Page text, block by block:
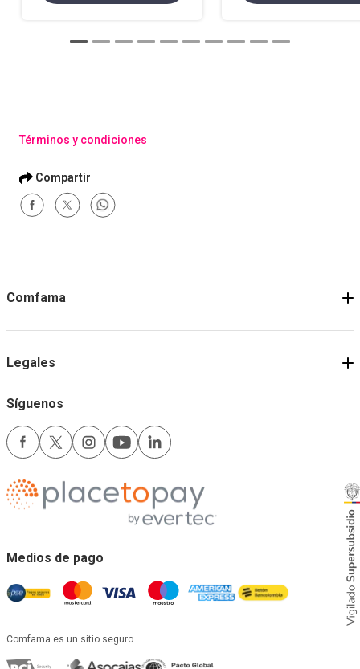
Términos y condiciones
Comfama
Legales
Síguenos
Medios de pago
Comfama es un sitio seguro